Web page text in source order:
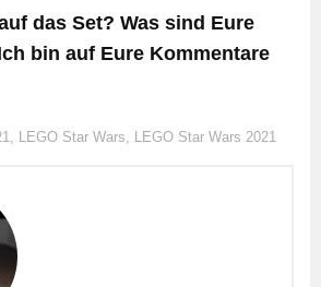
das Set? Was sind Eure
bin auf Eure Kommentare
LEGO Star Wars LEGO Star Wars 2021